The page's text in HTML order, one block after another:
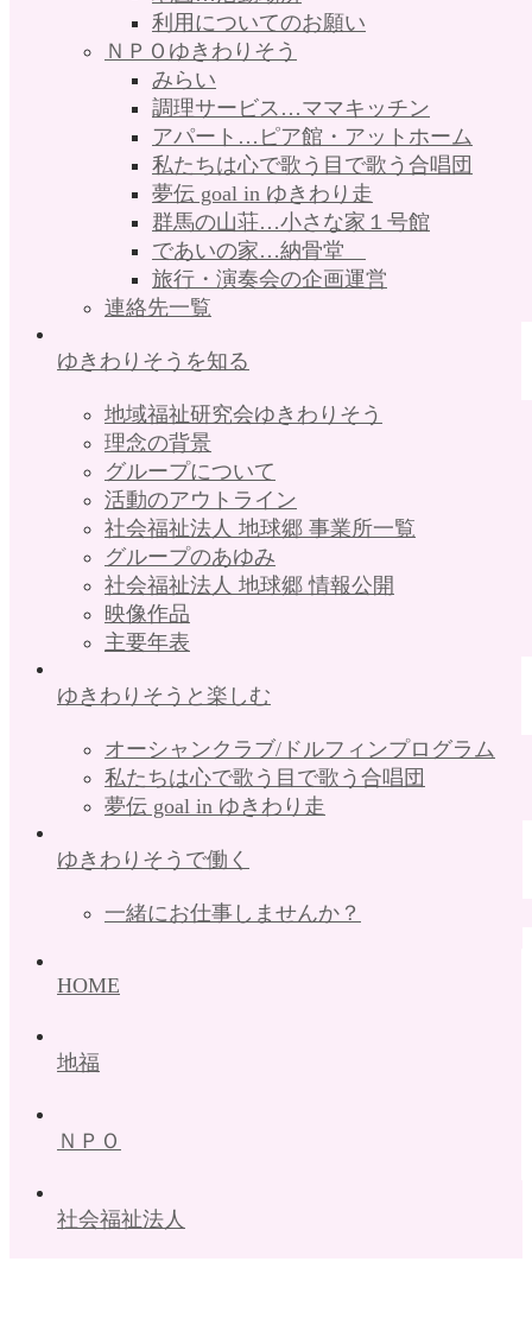
利用についてのお願い
ＮＰＯゆきわりそう
みらい
調理サービス…ママキッチン
アパート…ピア館・アットホーム
私たちは心で歌う目で歌う合唱団
夢伝 goal in ゆきわり走
群馬の山荘…小さな家１号館
であいの家…納骨堂
旅行・演奏会の企画運営
連絡先一覧
ゆきわりそうを知る
地域福祉研究会ゆきわりそう
理念の背景
グループについて
活動のアウトライン
社会福祉法人 地球郷 事業所一覧
グループのあゆみ
社会福祉法人 地球郷 情報公開
映像作品
主要年表
ゆきわりそうと楽しむ
オーシャンクラブ/ドルフィンプログラム
私たちは心で歌う目で歌う合唱団
夢伝 goal in ゆきわり走
ゆきわりそうで働く
一緒にお仕事しませんか？
HOME
地福
ＮＰＯ
社会福祉法人